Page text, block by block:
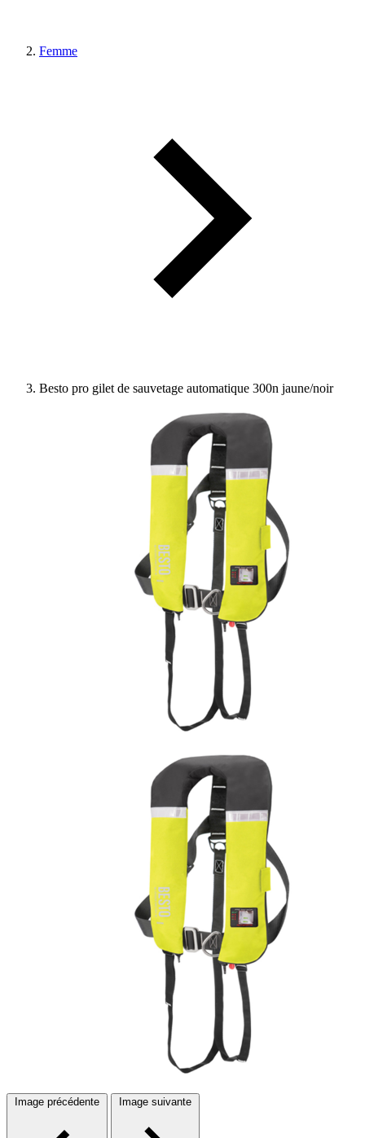
Femme
Besto pro gilet de sauvetage automatique 300n jaune/noir
Image précédente Image suivante